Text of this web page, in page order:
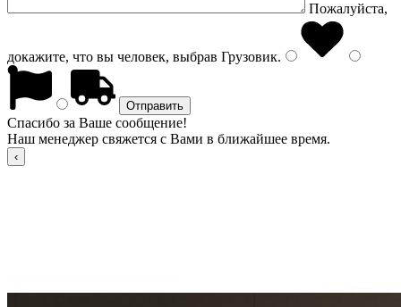
Пожалуйста,
докажите, что вы человек, выбрав Грузовик.
Спасибо за Ваше сообщение!
Наш менеджер свяжется с Вами в ближайшее время.